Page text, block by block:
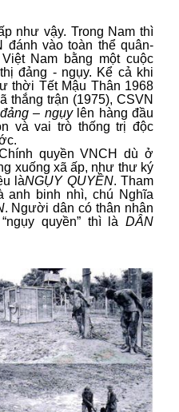
như vậy. Trong Nam thì
đánh vào toàn thể quân-
Nam bằng một cuộc
đảng - ngụy. Kể cả khi
thời Tết Mậu Thân 1968
thắng trận (1975), CSVN
– ngụylên hàng đầu
và vai trò thống trị độc
quyền VNCH dù ở
xuống xã ấp, như thư ký
làNGỤY QUYỀN. Tham
anh binh nhì, chú Nghĩa
. Người dân có thân nhân
quyền” thì là DÂN